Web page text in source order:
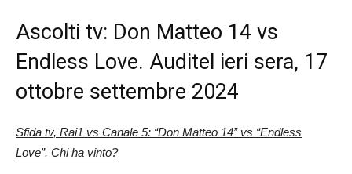
Ascolti tv: Don Matteo 14 vs
Endless Love. Auditel ieri sera, 17
ottobre settembre 2024
Sfida tv, Rai1 vs Canale 5: “Don Matteo 14” vs “Endless
Love”. Chi ha vinto?